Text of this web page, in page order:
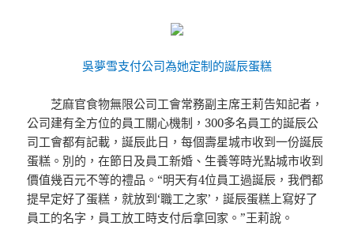
吳夢雪支付公司為她定制的誕辰蛋糕
芝麻官食物無限公司工會常務副主席王莉告知記者，
公司建有全方位的員工關心機制，300多名員工的誕辰公
司工會都有記載，誕辰此日，每個壽星城市收到一份誕辰
蛋糕。別的，在節日及員工新婚、生養等時光點城市收到
價值幾百元不等的禮品。“明天有4位員工過誕辰，我們都
提早定好了蛋糕，就放到‘職工之家’，誕辰蛋糕上寫好了
員工的名字，員工放工時支付后拿回家。”王莉說。